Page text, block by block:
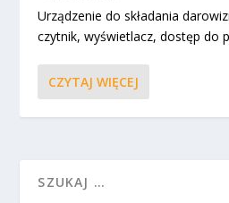
Urządzenie do składania
czytnik, wyświetlacz, dostęp do
CZYTAJ WIĘCEJ